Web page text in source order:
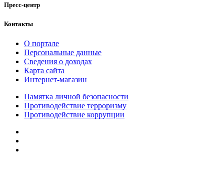
Пресс-центр
Контакты
О портале
Персональные данные
Сведения о доходах
Карта сайта
Интернет-магазин
Памятка личной безопасности
Противодействие терроризму
Противодействие коррупции